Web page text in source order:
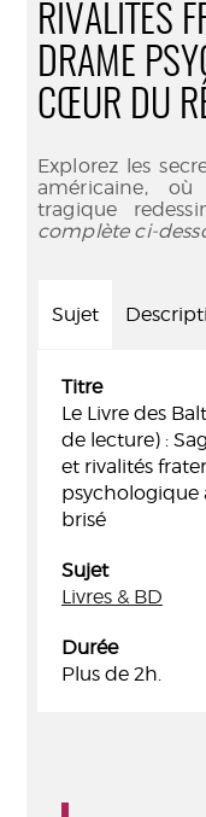
RIVALITÉS
DRAME
CŒUR DU
Explorez les
américaine,
tragique
complète ci-
Sujet
Titre
Le Livre des
de lecture) :
et rivalités
brisé
Sujet
Livres & BD
Durée
Plus de 2h.